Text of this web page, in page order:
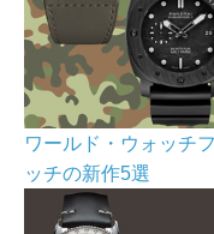
ワールド・ウォッチ
ッチの新作5選